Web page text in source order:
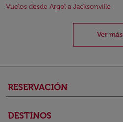
Vuelos desde Argel a Jacksonville
Ver más
RESERVACIÓN
DESTINOS